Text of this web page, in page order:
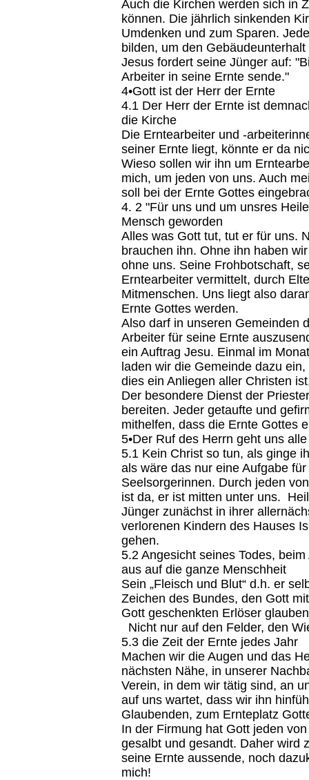
Auch die Kirchen werden sich in
können. Die jährlich sinkenden
Umdenken und zum Sparen.
bilden, um den
Jesus fordert seine Jünger auf:
Arbeiter in seine Ernte sende."
4•Gott ist der Herr der Ernte
4.1 Der Herr der Ernte ist
die Kirche
Die Erntearbeiter und -
seiner Ernte liegt, könnte er da
Wieso sollen wir ihn um
mich, um jeden von uns. Auch
soll bei der Ernte Gottes
4. 2 "Für uns und um unsres
Mensch geworden
Alles was Gott tut, tut er für uns.
brauchen ihn. Ohne ihn haben
ohne uns. Seine Frohbotschaft,
Erntearbeiter vermittelt, durch
Mitmenschen. Uns liegt also
Ernte Gottes werden.
Also darf in unseren Gemeinden
Arbeiter für seine Ernte
ein Auftrag Jesu. Einmal im
laden wir die Gemeinde dazu
dies ein Anliegen aller Christen
Der besondere Dienst der
bereiten. Jeder getaufte und
mithelfen, dass die Ernte Gottes
5•Der Ruf des Herrn geht uns
5.1 Kein Christ so tun, als ginge
als wäre das nur eine Aufgabe
Seelsorgerinnen. Durch jeden
ist da, er ist mitten unter uns.
Jünger zunächst in ihrer
verlorenen Kindern des Hauses
gehen.
5.2 Angesicht seines Todes,
aus auf die ganze Menschheit
Sein „Fleisch und Blut“ d.h. er
Zeichen des Bundes, den Gott
Gott geschenkten Erlöser
Nicht nur auf den Felder, den
5.3 die Zeit der Ernte jedes Jahr
Machen wir die Augen und das
nächsten Nähe, in unserer
Verein, in dem wir tätig sind, an
auf uns wartet, dass wir ihn
Glaubenden, zum Ernteplatz
In der Firmung hat Gott jeden
gesalbt und gesandt. Daher wird
seine Ernte aussende, noch
mich!